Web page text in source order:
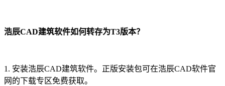
浩辰CAD建筑软件如何转存为T3版本？
1. 安装浩辰CAD建筑软件。正版安装包可在浩辰CAD软件官
网的下载专区免费获取。